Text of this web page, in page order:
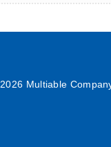
2026 Multiable